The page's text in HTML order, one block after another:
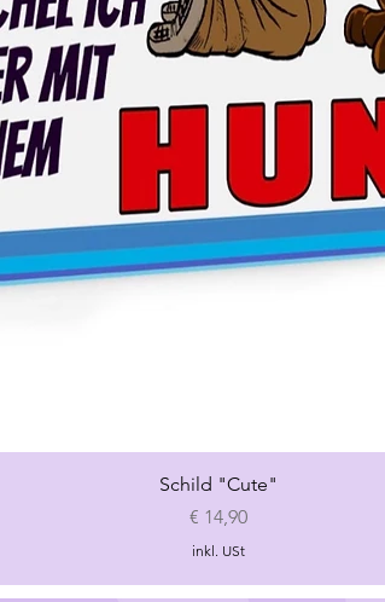
Schnellansicht
Schild "Cute"
Preis
€ 14,90
inkl. USt